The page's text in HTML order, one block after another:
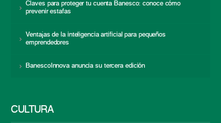
Claves para proteger tu cuenta Banesco: conoce cómo
prevenir estafas
Ventajas de la inteligencia artificial para pequeños
emprendedores
BanescoInnova anuncia su tercera edición
CULTURA